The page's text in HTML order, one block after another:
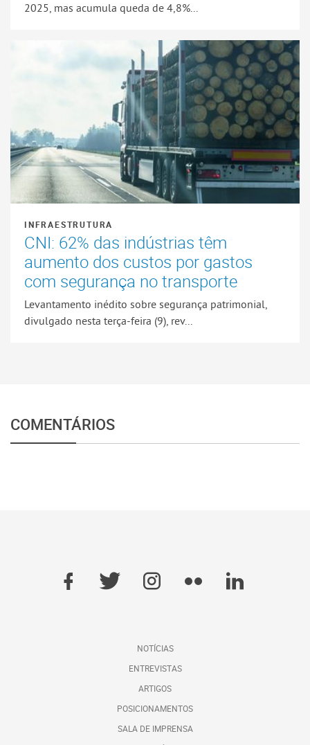
2025, mas acumula queda de 4,8%...
INFRAESTRUTURA
CNI: 62% das indústrias têm
aumento dos custos por gastos
com segurança no transporte
Levantamento inédito sobre segurança patrimonial,
divulgado nesta terça-feira (9), rev...
COMENTÁRIOS
NOTÍCIAS
ENTREVISTAS
ARTIGOS
POSICIONAMENTOS
SALA DE IMPRENSA